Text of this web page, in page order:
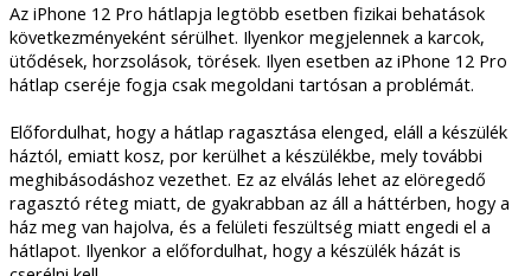
Az iPhone 12 Pro hátlapja legtöbb esetben fizikai behatások
következményeként sérülhet. Ilyenkor megjelennek a karcok,
ütődések, horzsolások, törések. Ilyen esetben az iPhone 12 Pro
hátlap cseréje fogja csak megoldani tartósan a problémát.
Előfordulhat, hogy a hátlap ragasztása elenged, eláll a készülék
háztól, emiatt kosz, por kerülhet a készülékbe, mely további
meghibásodáshoz vezethet. Ez az elválás lehet az elöregedő
ragasztó réteg miatt, de gyakrabban az áll a háttérben, hogy a
ház meg van hajolva, és a felületi feszültség miatt engedi el a
hátlapot. Ilyenkor a előfordulhat, hogy a készülék házát is